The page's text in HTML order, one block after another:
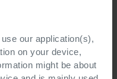
our application(s),
on your device,
might be about